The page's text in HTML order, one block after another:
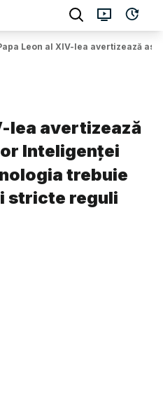
Leon al XIV-lea avertizează
lea avertizează
Inteligenței
trebuie
stricte reguli